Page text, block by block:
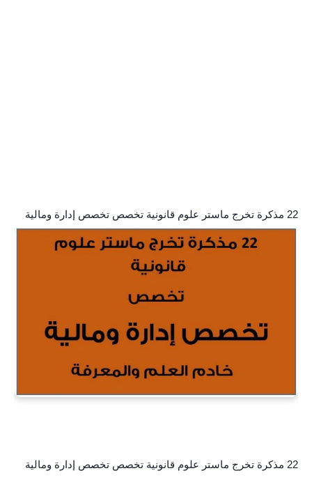
22 مذكرة تخرج ماستر علوم قانونية تخصص تخصص إدارة ومالية
22 مذكرة تخرج ماستر علوم قانونية تخصص تخصص إدارة ومالية